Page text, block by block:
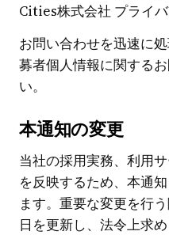
Cities株式会社 プライバ
お問い合わせを迅速に
募者個人情報に関する
い。
本通知の変更
当社の採用実務、利用
を反映するため、本通
ます。重要な変更を行
日を更新し、法令上求